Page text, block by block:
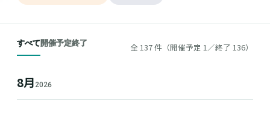
すべて 開催予定終了 全 137 件（開催予定 1／終了 136）
8月 2026